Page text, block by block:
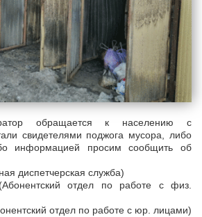
обращается к населению с
свидетелями поджога мусора, либо
информацией просим сообщить об
диспетчерская служба)
отдел по работе с физ.
отдел по работе с юр. лицами)